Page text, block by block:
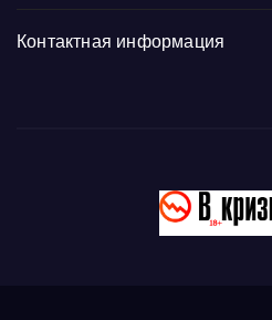
Контактная информация